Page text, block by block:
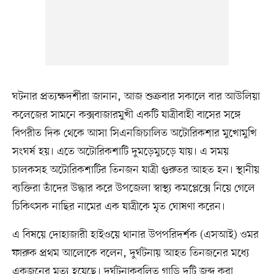
ঘটনার প্রত্যক্ষদর্শীরা জানান, আজ শুক্রবার সকালে বার আউলিয়া
কলেজের সামনে কক্সবাজারমুখী একটি যাত্রীবাহী বাসের সঙ্গে
বিপরীত দিক থেকে আসা সিএনজিচালিত অটোরিকশার মুখোমুখি
সংঘর্ষ হয়। এতে অটোরিকশাটি দুমড়েমুচড়ে যায়। এ সময়
চালকসহ অটোরিকশাটির তিনজন যাত্রী গুরুতর আহত হন। স্থানীয়
ব্যক্তিরা তাঁদের উদ্ধার করে উপজেলা স্বাস্থ্য কমপ্লেক্সে নিয়ে গেলে
চিকিৎসক নাছির নামের এক যাত্রীকে মৃত ঘোষণা করেন।
এ বিষয়ে দোহাজারী হাইওয়ে থানার উপপরিদর্শক (এসআই) ওমর
ফারুক প্রথম আলোকে বলেন, দুর্ঘটনায় আহত তিনজনের মধ্যে